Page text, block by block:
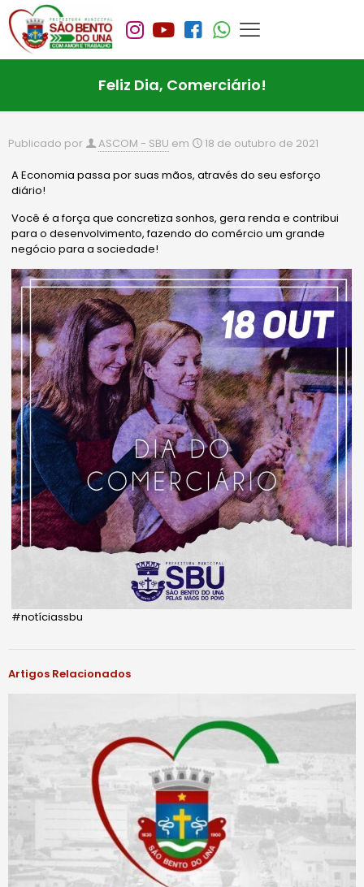
Feliz Dia, Comerciário!
Publicado por ASCOM - SBU em 18 de outubro de 2021
A Economia passa por suas mãos, através do seu esforço
diário!
Você é a força que concretiza sonhos, gera renda e contribui
para o desenvolvimento, fazendo do comércio um grande
negócio para a sociedade!
#notíciassbu
Artigos Relacionados